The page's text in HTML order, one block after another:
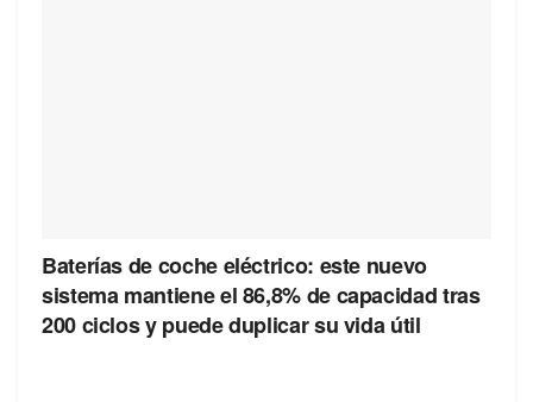
Baterías de coche eléctrico: este nuevo
sistema mantiene el 86,8% de capacidad tras
200 ciclos y puede duplicar su vida útil